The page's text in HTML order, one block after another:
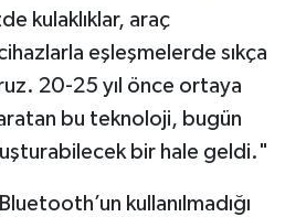
kulaklıklar, araç
eşleşmelerde sıkça
20-25 yıl önce ortaya
bu teknoloji, bugün
bir hale geldi."
kullanılmadığı